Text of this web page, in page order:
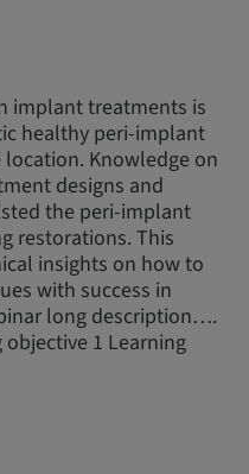
implant treatments is
healthy peri-implant
Knowledge on
designs and
the peri-implant
restorations. This
insights on how to
with success in
long description….
1 Learning